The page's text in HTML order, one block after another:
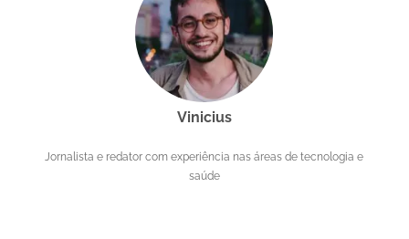
Vinicius
Jornalista e redator com experiência nas áreas de tecnologia e
saúde